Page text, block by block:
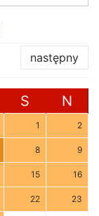
następny
S N
1 2
8 9
15 16
22 23